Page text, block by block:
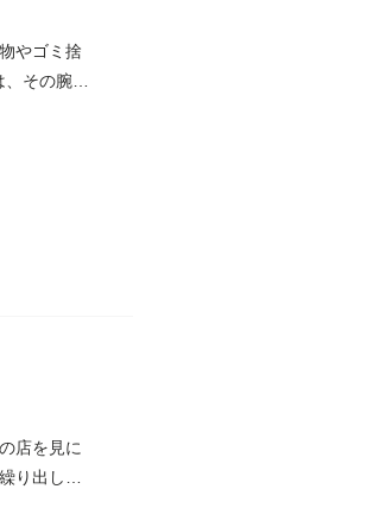
やゴミ捨
その腕前
店を見に
り出した